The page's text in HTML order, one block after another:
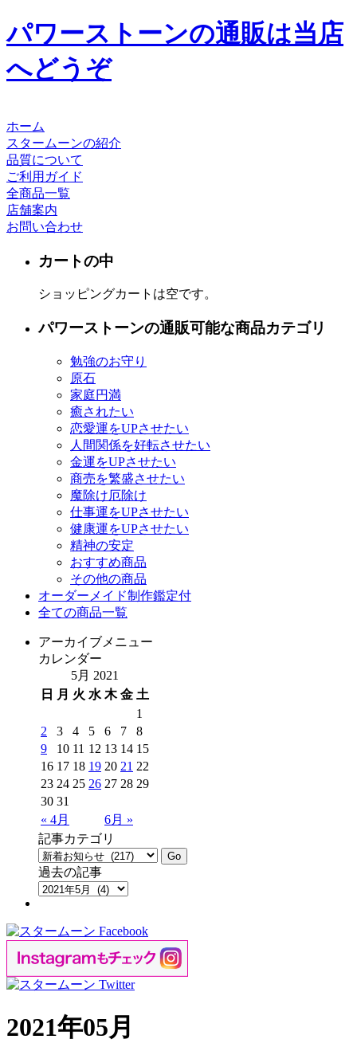
パワーストーンの通販は当店
へどうぞ
ホーム
スタームーンの紹介
品質について
ご利用ガイド
全商品一覧
店舗案内
お問い合わせ
カートの中
ショッピングカートは空です。
パワーストーンの通販可能な商品カテゴリ
勉強のお守り
原石
家庭円満
癒されたい
恋愛運をUPさせたい
人間関係を好転させたい
金運をUPさせたい
商売を繁盛させたい
魔除け厄除け
仕事運をUPさせたい
健康運をUPさせたい
精神の安定
おすすめ商品
その他の商品
オーダーメイド制作鑑定付
全ての商品一覧
アーカイブメニュー
カレンダー
5月 2021
日
月 火 水 木 金 土
« 4月 6月 »
1
2
3 4 5 6 7
8
9
10 11 12 13 14 15
16 17 18 19 20 21 22
23 24 25 26 27 28 29
30 31
記事カテゴリ
過去の記事
2021年05月